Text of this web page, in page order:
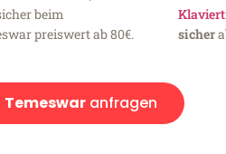
beim
preiswert ab 80€.
sicher
anfragen